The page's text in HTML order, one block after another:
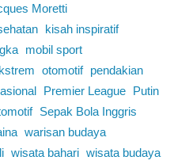
Moretti
kisah inspiratif
mobil sport
otomotif
pendakian
Premier League
Putin
Sepak Bola Inggris
warisan budaya
wisata bahari wisata budaya